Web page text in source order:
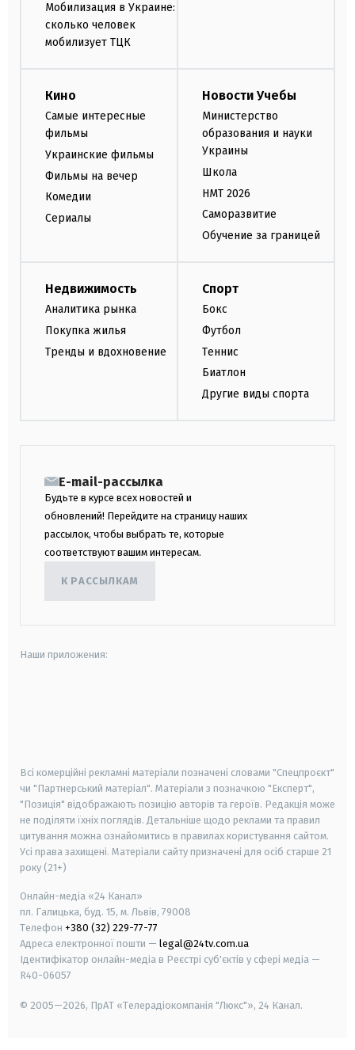
Мобилизация в Украине:
сколько человек
мобилизует ТЦК
Кино
Самые интересные
фильмы
Украинские фильмы
Фильмы на вечер
Комедии
Сериалы
Новости Учебы
Министерство
образования и науки
Украины
Школа
НМТ 2026
Саморазвитие
Обучение за границей
Недвижимость
Аналитика рынка
Покупка жилья
Тренды и вдохновение
Спорт
Бокс
Футбол
Теннис
Биатлон
Другие виды спорта
E-mail-рассылка
Будьте в курсе всех новостей и
обновлений! Перейдите на страницу наших
рассылок, чтобы выбрать те, которые
соответствуют вашим интересам.
К РАССЫЛКАМ
Наши приложения:
Всі комерційні рекламні матеріали позначені словами "Спецпроєкт"
чи "Партнерський матеріал". Матеріали з позначкою "Експерт",
"Позиція" відображають позицію авторів та героїв. Редакція може
не поділяти їхніх поглядів. Детальніше щодо реклами та правил
цитування можна ознайомитись в правилах користування сайтом.
Усі права захищені. Матеріали сайту призначені для осіб старше 21
року (21+)
Онлайн-медіа «24 Канал»
пл. Галицька, буд. 15, м. Львів, 79008
Телефон +380 (32) 229-77-77
Адреса електронної пошти — legal@24tv.com.ua
Ідентифікатор онлайн-медіа в Реєстрі суб'єктів у сфері медіа —
R40-06057
© 2005—2026, ПрАТ «Телерадіокомпанія "Люкс"», 24 Канал.